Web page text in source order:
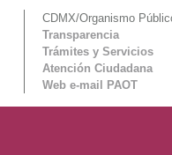
CDMX/Organismo
Transparencia
Trámites y Servicios
Atención Ciudadana
Web e-mail PAOT